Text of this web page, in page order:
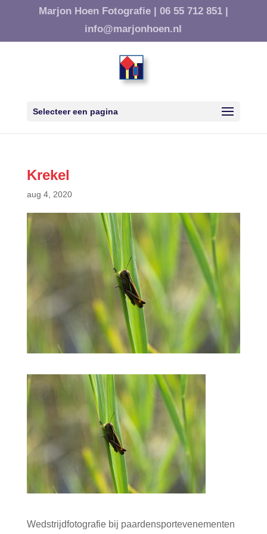
Marjon Hoen Fotografie | 06 55 712 851 |
info@marjonhoen.nl
Selecteer een pagina
Krekel
aug 4, 2020
Wedstrijdfotografie bij paardensportevenementen